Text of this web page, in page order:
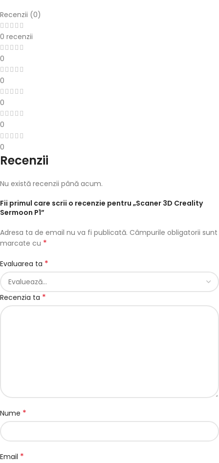
Recenzii (0)
0 recenzii
0
0
0
0
0
Recenzii
Nu există recenzii până acum.
Fii primul care scrii o recenzie pentru „Scaner 3D Creality
Sermoon P1”
Adresa ta de email nu va fi publicată. Câmpurile obligatorii sunt
marcate cu *
Evaluarea ta *
Recenzia ta *
Nume *
Email *